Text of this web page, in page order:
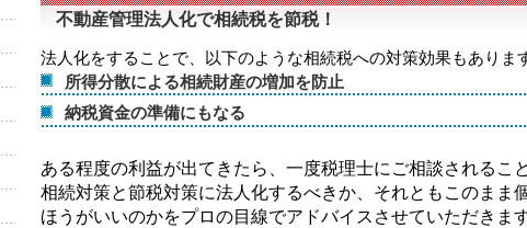
不動産管理法人化で相続税を節税！
法人化をすることで、以下のような相続税への対策効果もありま
所得分散による相続財産の増加を防止
納税資金の準備にもなる
ある程度の利益が出てきたら、一度税理士にご相談されるこ
相続対策と節税対策に法人化するべきか、それともこのまま
ほうがいいのかをプロの目線でアドバイスさせていただきま